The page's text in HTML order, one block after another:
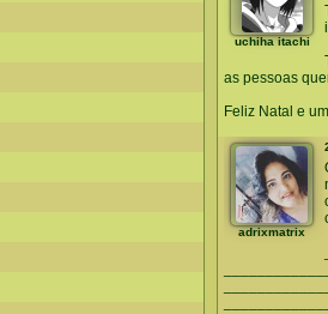
uchiha itachi
as pessoas
Feliz Natal e
adrixmatrix